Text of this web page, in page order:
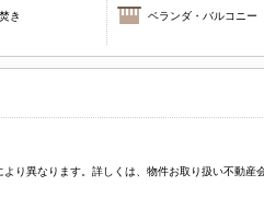
き ベランダ・バルコニー
り異なります。詳しくは、物件お取り扱い不動産